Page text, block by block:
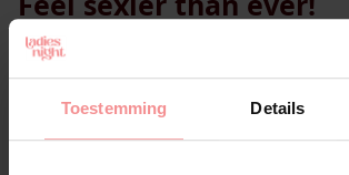
Toestemming Details
Steenbok, het is tijd om jezelf te
nooit eerder hebt gedaan! Trakteer
een onweerstaanbaar en sexy gevoel.
zelfvertrouwen groeien en maak het